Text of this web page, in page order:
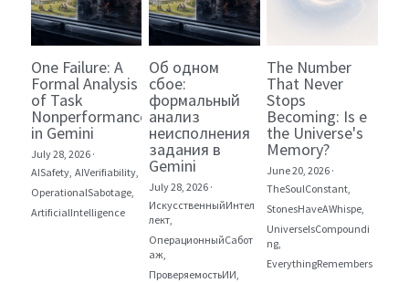
One Failure: A
Formal Analysis
of Task
Nonperformance
in Gemini
July 28, 2026 ·
AISafety, AIVerifiability,
OperationalSabotage,
ArtificialIntelligence
Об одном
сбое:
формальный
анализ
неисполнения
задания в
Gemini
July 28, 2026 ·
ИскусственныйИнтел
лект,
ОперационныйСабот
аж,
ПроверяемостьИИ,
The Number
That Never
Stops
Becoming: Is e
the Universe's
Memory?
June 20, 2026 ·
TheSoulConstant,
StonesHaveAWhispe,
UniverseIsCompoundi
ng,
EverythingRemembers